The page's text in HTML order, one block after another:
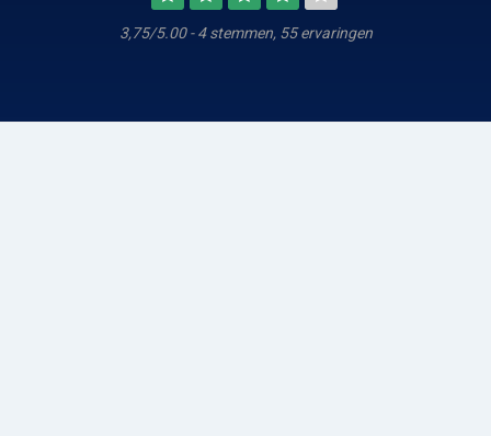
3,75/5.00 - 4 stemmen, 55 ervaringen